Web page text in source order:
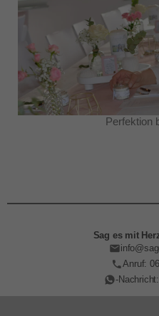
Perfektion
Sag es mit
Anruf:
-